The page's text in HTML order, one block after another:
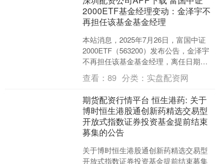
2000ETF基金经理变动：金泽宇不
再担任该基金基金经理
本站消息，2025年7月26日，富国中证
2000ETF（563200）发布公告，金泽宇
不再担任该基金基金经理，离任日期为
2025年7月26日，变更后富国中证20....
查看：89 分类： 实盘配资网
期货配资行情平台 恒生港药: 关于
博时恒生港股通创新药精选交易型
开放式指数证券投资基金提前结束
募集的公告
关于博时恒生港股通创新药精选交易型
开放式指数证券投资基金提前结束募集